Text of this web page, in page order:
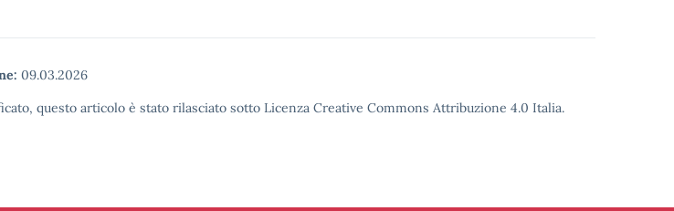
09.03.2026
questo articolo è stato rilasciato sotto Licenza Creative Commons Attribuzione 4.0 Italia.